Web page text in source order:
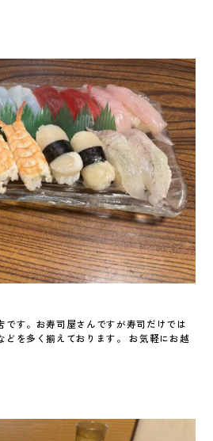
です。お寿司屋さんですが寿司だけでは
どを多く揃えております。 お気軽にお越